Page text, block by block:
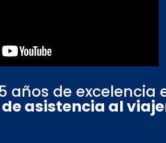
años de excelencia
asistencia al